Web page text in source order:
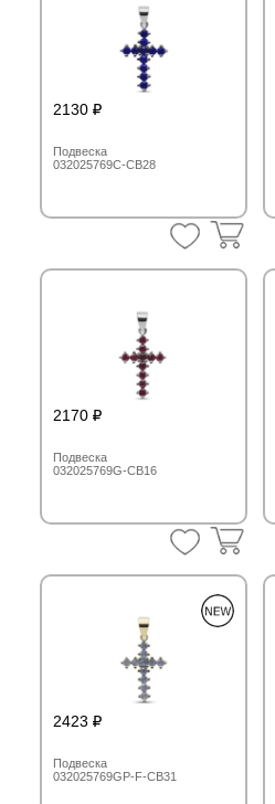
2130
Подвеска
032025769C-CB28
2170
Подвеска
032025769G-CB16
2423
Подвеска
032025769GP-F-CB31